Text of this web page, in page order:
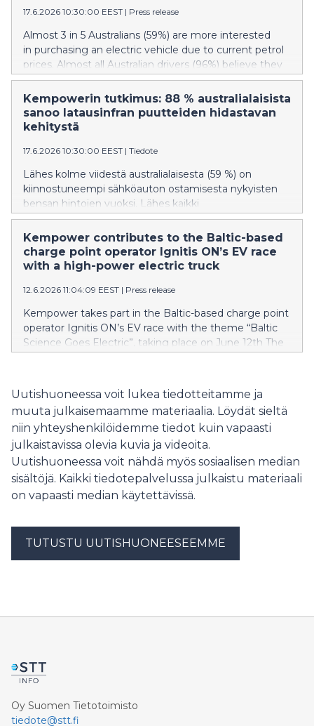
Kempower’s financial partner, DLL, as part of its
flexible finance model, and installed, commissioned
and maintained by Yunex Traffic
17.6.2026 10:30:00 EEST | Press release
Almost 3 in 5 Australians (59%) are more interested
in purchasing an electric vehicle due to current petrol
prices. Almost all Australian drivers (96%) believe they
need public chargers Nearly a third (30%) of EV drivers
have experienced a lack of long-distance charging
infrastructure.
Kempowerin tutkimus: 88 % australialaisista
sanoo latausinfran puutteiden hidastavan
kehitystä
17.6.2026 10:30:00 EEST | Tiedote
Lähes kolme viidestä australialaisesta (59 %) on
kiinnostuneempi sähköauton ostamisesta nykyisten
bensan hintojen vuoksi. Lähes kaikki
australialaiset sähköauton kuljettajat (96 %) uskovat
tarvitsevansa julkisia latauspisteitä. Lähes kolmannes
(30 %) sähköauton kuljettajista on kokenut pitkän
matkan latausinfran puutteita.
Kempower contributes to the Baltic-based
charge point operator Ignitis ON’s EV race
with a high-power electric truck
12.6.2026 11:04:09 EEST | Press release
Kempower takes part in the Baltic-based charge point
operator Ignitis ON’s EV race with the theme “Baltic
Science Goes Electric”, taking place on June 12th The
mobility and the EV charging network of Ignitis ON
Kempower will participate in addition to an electric car
with a high-power electric truck to support the e-
mobility event organized by its Lithuania based
customer Ignitis
Uutishuoneessa voit lukea tiedotteitamme ja
muuta julkaisemaamme materiaalia. Löydät sieltä
niin yhteyshenkilöidemme tiedot kuin vapaasti
julkaistavissa olevia kuvia ja videoita.
Uutishuoneessa voit nähdä myös sosiaalisen median
sisältöjä. Kaikki tiedotepalvelussa julkaistu materiaali
on vapaasti median käytettävissä.
TUTUSTU UUTISHUONEESEEMME
Oy Suomen Tietotoimisto
tiedote@stt.fi